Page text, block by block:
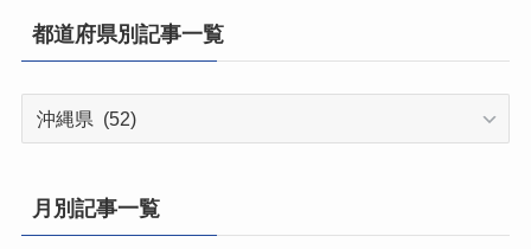
都道府県別記事一覧
県
別
月別記事一覧